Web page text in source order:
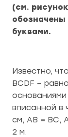
(см.
обозначены
буквами.
Известно,
BCDF –
вписанной в
см, AB = ВС,
2 м.